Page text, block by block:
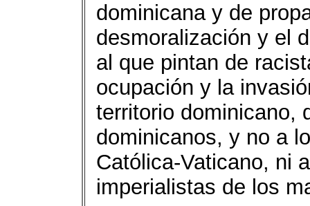
dominicana y de
desmoralización y el
al que pintan de
ocupación y la
territorio dominicano,
dominicanos, y no a
Católica-Vaticano, ni
imperialistas de los